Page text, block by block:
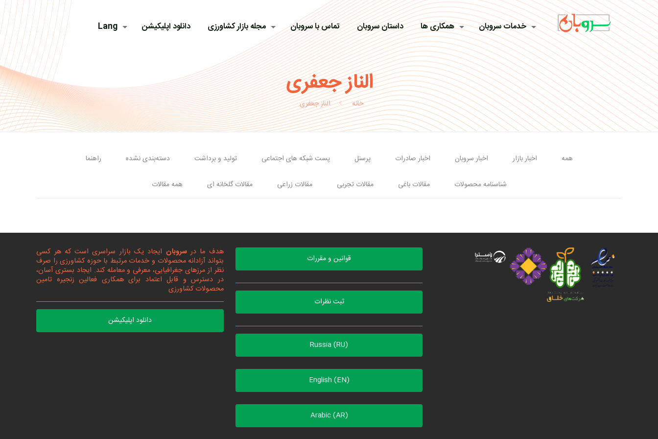
خدمات سروبان همکاری ها داستان سروبان تماس با سروبان مجله بازار کشاورزی دانلود اپلیکیشن Lang
الناز جعفری
خانه الناز جعفری
همه اخبار بازار اخبار سروبان اخبار صادرات پرسنل پست شبکه های اجتماعی تولید و برداشت دسته‌بندی نشده راهنما
شناسنامه محصولات مقالات باغی مقالات تجربی مقالات زراعی مقالات گلخانه ای همه مقالات
قوانین و مقررات
ثبت نظرات
Russia (RU)
English (EN)
Arabic (AR)
هدف ما درسروبان ایجاد یک بازار سراسری است که هر کسی
بتواند آزادانه محصولات و خدمات مرتبط با حوزه کشاورزی را صرف
نظر از مرزهای جغرافیایی، معرفی و معامله کند. ایجاد بستری آسان،
در دسترس و قابل اعتماد برای همکاری فعالین زنجیره تامین
محصولات کشاورزی
دانلود اپلیکیشن